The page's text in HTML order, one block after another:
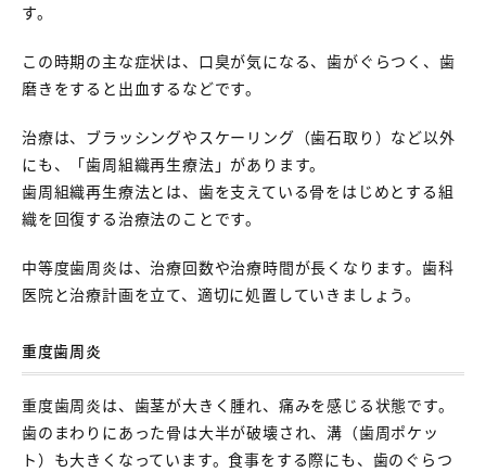
す。
この時期の主な症状は、口臭が気になる、歯がぐらつく、歯
磨きをすると出血するなどです。
治療は、ブラッシングやスケーリング（歯石取り）など以外
にも、「歯周組織再生療法」があります。
歯周組織再生療法とは、歯を支えている骨をはじめとする組
織を回復する治療法のことです。
中等度歯周炎は、治療回数や治療時間が長くなります。歯科
医院と治療計画を立て、適切に処置していきましょう。
重度歯周炎
重度歯周炎は、歯茎が大きく腫れ、痛みを感じる状態です。
歯のまわりにあった骨は大半が破壊され、溝（歯周ポケッ
ト）も大きくなっています。食事をする際にも、歯のぐらつ